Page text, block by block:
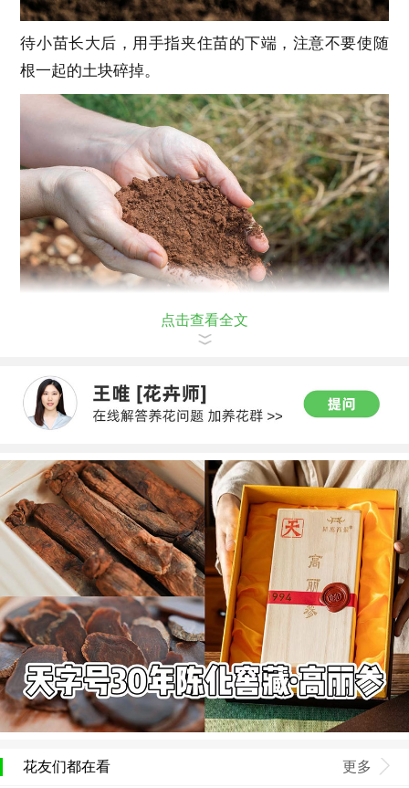
待小苗长大后，用手指夹住苗的下端，注意不要使随
根一起的土块碎掉。
点击查看全文
花友们都在看 更多